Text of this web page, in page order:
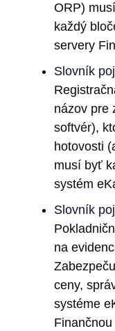
ORP)
každý
servery
Slovník
názov pre
softvér),
hotovosti
musí byť
systém
Slovník
na
ceny,
systéme